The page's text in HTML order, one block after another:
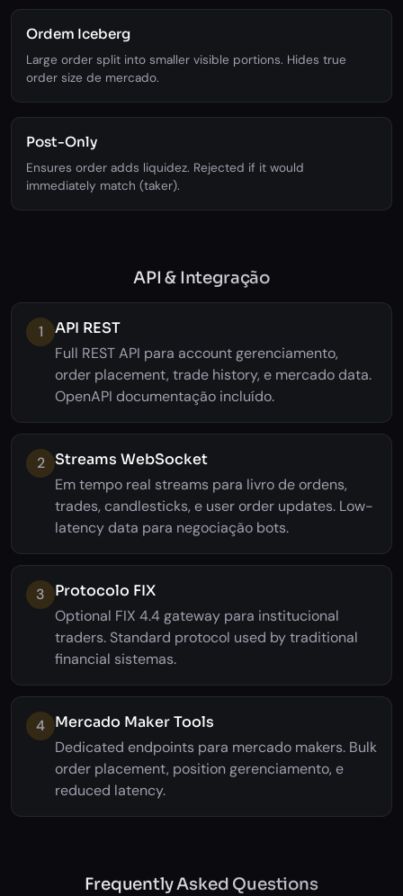
Ordem Iceberg
Large order split into smaller visible portions. Hides true
order size de mercado.
Post-Only
Ensures order adds liquidez. Rejected if it would
immediately match (taker).
API & Integração
1
API REST
Full REST API para account gerenciamento,
order placement, trade history, e mercado data.
OpenAPI documentação incluído.
2 Streams WebSocket
Em tempo real streams para livro de ordens,
trades, candlesticks, e user order updates. Low-
latency data para negociação bots.
3
Protocolo FIX
Optional FIX 4.4 gateway para institucional
traders. Standard protocol used by traditional
financial sistemas.
4 Mercado Maker Tools
Dedicated endpoints para mercado makers. Bulk
order placement, position gerenciamento, e
reduced latency.
Frequently Asked Questions